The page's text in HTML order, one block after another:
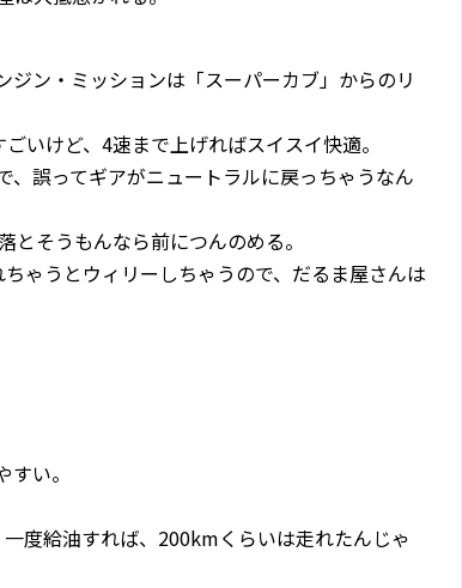
ン・ミッションは「スーパーカブ」からのリ
いけど、4速まで上げればスイスイ快適。
誤ってギアがニュートラルに戻っちゃうなん
そうもんなら前につんのめる。
ゃうとウィリーしちゃうので、だるま屋さんは
い。
度給油すれば、200kmくらいは走れたんじゃ